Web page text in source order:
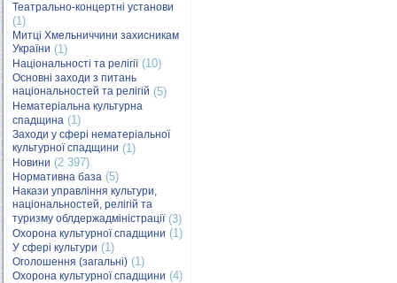
Театрально-концертні установи
(1)
Митці Хмельниччини захисникам
України (1)
Національності та релігії(10)
Основні заходи з питань
національностей та релігій (5)
Нематеріальна культурна
спадщина (1)
Заходи у сфері нематеріальної
культурної спадщини (1)
Новини (2 397)
Нормативна база (5)
Накази управління культури,
національностей, релігій та
туризму облдержадміністрації(3)
Охорона культурної спадщини (1)
У сфері культури (1)
Оголошення (загальні) (1)
Охорона культурної спадщини (4)